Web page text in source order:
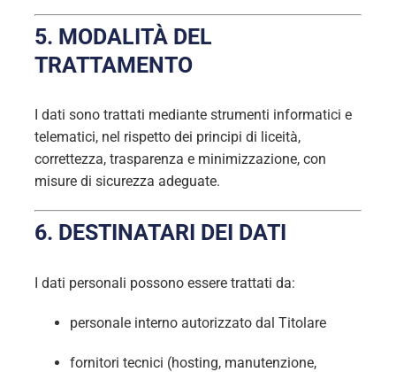
5. MODALITÀ DEL
TRATTAMENTO
I dati sono trattati mediante strumenti informatici e
telematici, nel rispetto dei principi di liceità,
correttezza, trasparenza e minimizzazione, con
misure di sicurezza adeguate.
6. DESTINATARI DEI DATI
I dati personali possono essere trattati da:
personale interno autorizzato dal Titolare
fornitori tecnici (hosting, manutenzione,